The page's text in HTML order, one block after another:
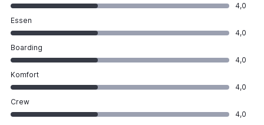
4,0
Essen
4,0
Boarding
4,0
Komfort
4,0
Crew
4,0